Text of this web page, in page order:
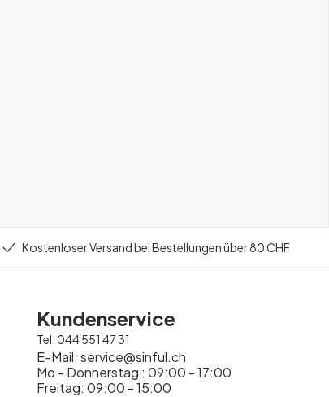
Kostenloser Versand bei Bestellungen über 80 CHF
Kundenservice
Tel:044 551 47 31
E-Mail: service@sinful.ch
Mo - Donnerstag : 09:00 - 17:00
Freitag: 09:00 - 15:00